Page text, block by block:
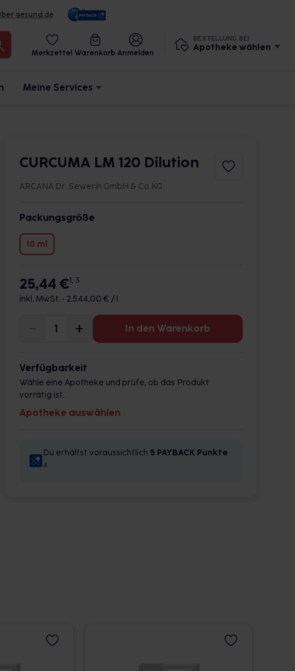
gesund.de
Merkzettel Warenkorb Anmelden
BESTELLUNG BEI
Apotheke wählen
Meine Services
CURCUMA LM 120 Dilution
ARCANA Dr. Sewerin GmbH & Co.KG
Packungsgröße
10 ml
25,44 €1, 3
inkl. MwSt. • 2.544,00 € / l
In den Warenkorb
Verfügbarkeit
Wähle eine Apotheke und prüfe, ob das Produkt
vorrätig ist.
Apotheke auswählen
Du erhältst voraussichtlich 5 PAYBACK Punkte
4